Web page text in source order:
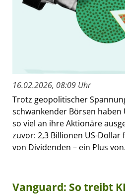
16.02.2026, 08:09 Uhr
Trotz geopolitischer
schwankender Börsen
so viel an ihre Aktionäre
zuvor: 2,3 Billionen US-Dollar
von Dividenden – ein Plus
Vanguard: So treibt